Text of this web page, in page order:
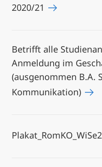
2020/21
Betrifft alle
Anmeldung im
(ausgenommen B.A.
Kommunikation)